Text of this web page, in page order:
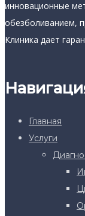
инновационные
обезболиванием,
Клиника дает
Главная
Услуги